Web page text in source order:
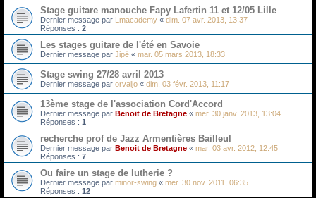
Stage guitare manouche Fapy Lafertin 11 et 12/05 Lille
Dernier message par Lmacademy « dim. 07 avr. 2013, 13:37
Réponses : 2
Les stages guitare de l'été en Savoie
Dernier message par Jipé « mar. 05 mars 2013, 18:33
Stage swing 27/28 avril 2013
Dernier message par orvaljo « dim. 03 févr. 2013, 11:17
13ème stage de l'association Cord'Accord
Dernier message par Benoit de Bretagne « mer. 30 janv. 2013, 13:04
Réponses : 1
recherche prof de Jazz Armentières Bailleul
Dernier message par Benoit de Bretagne « mar. 03 avr. 2012, 12:45
Réponses : 7
Ou faire un stage de lutherie ?
Dernier message par minor-swing « mer. 30 nov. 2011, 06:35
Réponses : 12